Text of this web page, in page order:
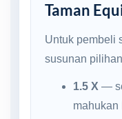
Taman
Untuk pembeli
susunan
1.5 X —
mahukan